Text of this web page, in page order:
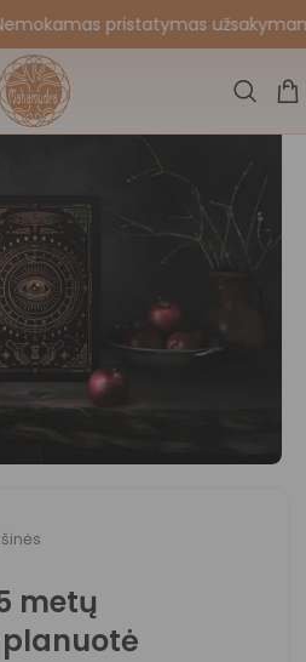
pristatymas
metų